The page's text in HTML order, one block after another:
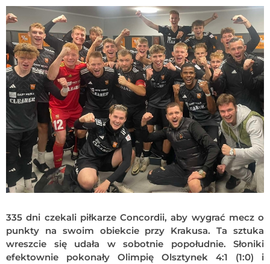
335 dni czekali piłkarze Concordii, aby wygrać mecz o
punkty na swoim obiekcie przy Krakusa. Ta sztuka
wreszcie się udała w sobotnie popołudnie. Słoniki
efektownie pokonały Olimpię Olsztynek 4:1 (1:0) i